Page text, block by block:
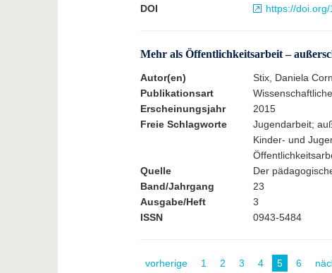
DOI
https://
Mehr als Öffentlichkeitsarbeit –
Autor(en)
Stix, Daniela
Publikationsart
Erscheinungsjahr
2015
Freie Schlagworte
Jugendarbeit;
Kinder- und
Quelle
Der
Band/Jahrgang
23
Ausgabe/Heft
3
ISSN
0943-5484
vorherige 1 2 3 4 5 6